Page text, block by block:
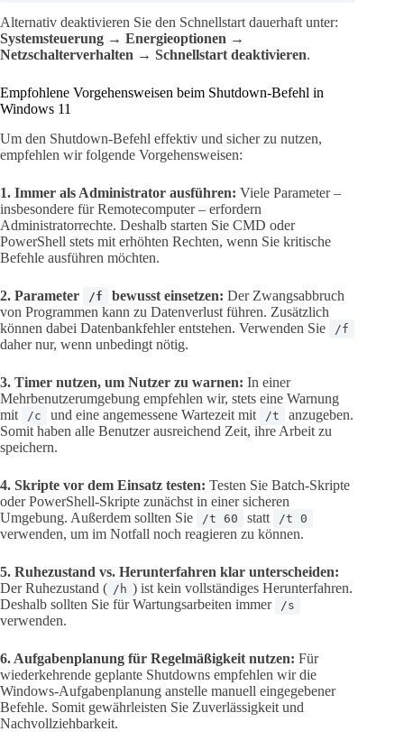
Alternativ deaktivieren Sie den Schnellstart dauerhaft unter:
Systemsteuerung → Energieoptionen →
Netzschalterverhalten → Schnellstart deaktivieren.
Empfohlene Vorgehensweisen beim Shutdown-Befehl in
Windows 11
Um den Shutdown-Befehl effektiv und sicher zu nutzen,
empfehlen wir folgende Vorgehensweisen:
1. Immer als Administrator ausführen: Viele Parameter –
insbesondere für Remotecomputer – erfordern
Administratorrechte. Deshalb starten Sie CMD oder
PowerShell stets mit erhöhten Rechten, wenn Sie kritische
Befehle ausführen möchten.
2. Parameter /f bewusst einsetzen: Der Zwangsabbruch
von Programmen kann zu Datenverlust führen. Zusätzlich
können dabei Datenbankfehler entstehen. Verwenden Sie
/f
daher nur, wenn unbedingt nötig.
3. Timer nutzen, um Nutzer zu warnen: In einer
Mehrbenutzerumgebung empfehlen wir, stets eine Warnung
mit
/c und eine angemessene Wartezeit mit /t
anzugeben.
Somit haben alle Benutzer ausreichend Zeit, ihre Arbeit zu
speichern.
4. Skripte vor dem Einsatz testen: Testen Sie Batch-Skripte
oder PowerShell-Skripte zunächst in einer sicheren
Umgebung. Außerdem sollten Sie
/t 60 statt /t 0
verwenden, um im Notfall noch reagieren zu können.
5. Ruhezustand vs. Herunterfahren klar unterscheiden:
Der Ruhezustand ( /h ) ist kein vollständiges Herunterfahren.
Deshalb sollten Sie für Wartungsarbeiten immer
/s
verwenden.
6. Aufgabenplanung für Regelmäßigkeit nutzen: Für
wiederkehrende geplante Shutdowns empfehlen wir die
Windows-Aufgabenplanung anstelle manuell eingegebener
Befehle. Somit gewährleisten Sie Zuverlässigkeit und
Nachvollziehbarkeit.